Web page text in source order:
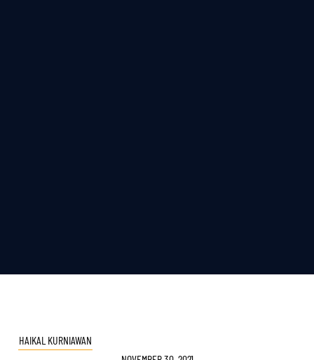
HAIKAL KURNIAWAN